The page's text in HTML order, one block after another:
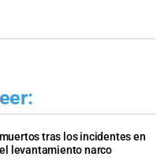
tras los incidentes en
levantamiento narco